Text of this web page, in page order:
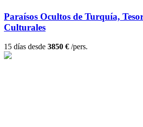
Paraísos Ocultos de Turquía,
Culturales
15 días desde 3850 € /pers.